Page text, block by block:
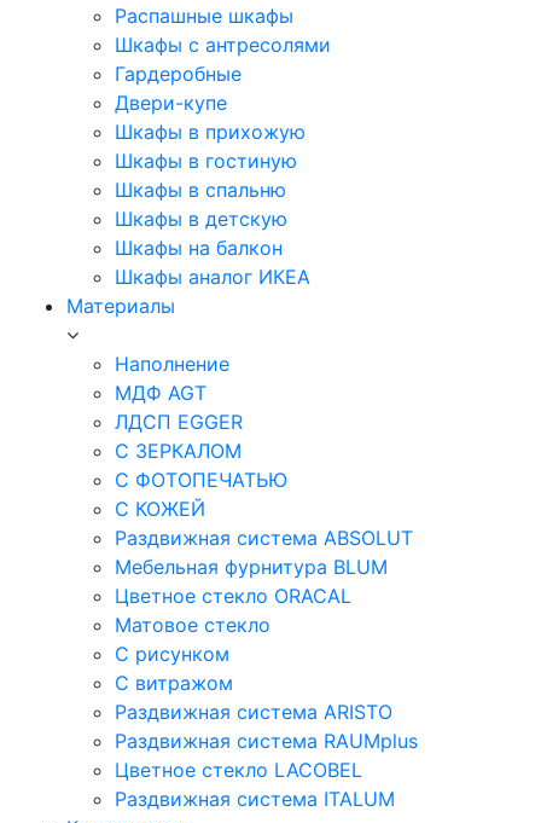
Распашные шкафы
Шкафы с антресолями
Гардеробные
Двери-купе
Шкафы в прихожую
Шкафы в гостиную
Шкафы в спальню
Шкафы в детскую
Шкафы на балкон
Шкафы аналог ИКЕА
Материалы
Наполнение
МДФ AGT
ЛДСП EGGER
С ЗЕРКАЛОМ
С ФОТОПЕЧАТЬЮ
С КОЖЕЙ
Раздвижная система ABSOLUT
Мебельная фурнитура BLUM
Цветное стекло ORACAL
Матовое стекло
C рисунком
C витражом
Раздвижная система ARISTO
Раздвижная система RAUMplus
Цветное стекло LACOBEL
Раздвижная система ITALUM